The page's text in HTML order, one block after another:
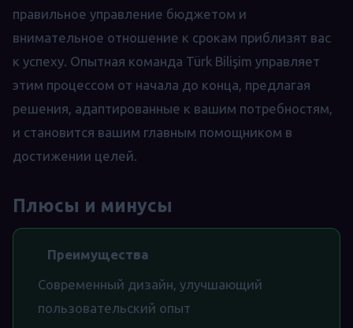
правильное управление бюджетом и
внимательное отношение к срокам приблизят вас
к успеху. Опытная команда Türk Bilişim управляет
этим процессом от начала до конца, предлагая
решения, адаптированные к вашим потребностям,
и становится вашим главным помощником в
достижении целей.
Плюсы и минусы
Преимущества
Современный дизайн, улучшающий
пользовательский опыт